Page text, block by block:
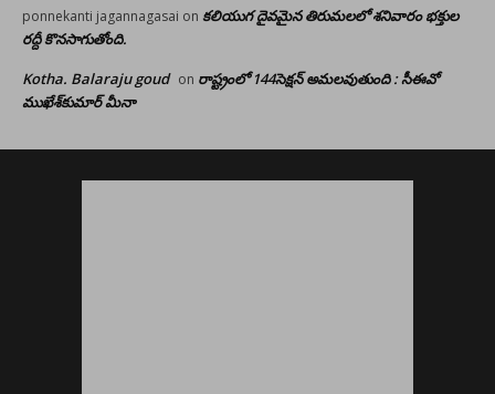
ponnekanti jagannagasai on కలియుగ దైవమైన తిరుమలలో శనివారం భక్తుల
రద్దీ కొనసాగుతోంది.
Kotha. Balaraju goud on రాష్ట్రంలో 144సెక్షన్ అమలవుతుంది : సీఈవో
ముఖేశ్‌కుమార్‌ మీనా